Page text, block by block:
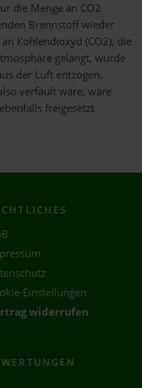
die Menge an CO2
Brennstoff wieder
Kohlendioxyd (CO2), die
gelangt, wurde
der Luft entzogen.
verfault wäre, wäre
freigesetzt
Einstellungen
widerrufen